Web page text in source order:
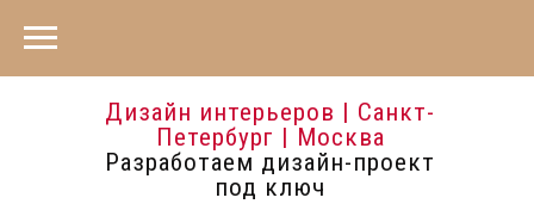
Дизайн интерьеров | Санкт-
Петербург | Москва
Разработаем дизайн-проект
под ключ